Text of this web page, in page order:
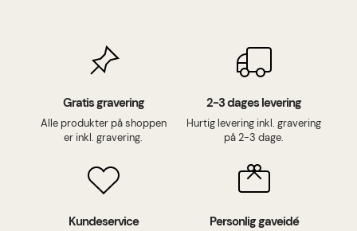
Gratis gravering
Alle produkter på shoppen
er inkl. gravering.
2-3 dages levering
Hurtig levering inkl. gravering
på 2-3 dage.
Kundeservice Personlig gaveidé